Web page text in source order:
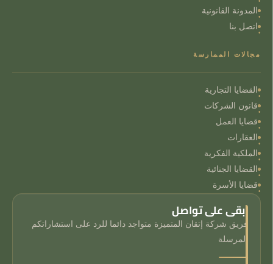
المدونة القانونية
اتصل بنا
مجالات الممارسة
القضايا التجارية
قانون الشركات
قضايا العمل
العقارات
الملكية الفكرية
القضايا الجنائية
قضايا الأسرة
ابقى على تواصل
فريق شركة إتقان المتميزة متواجد دائما للرد على استشاراتكم
المرسلة